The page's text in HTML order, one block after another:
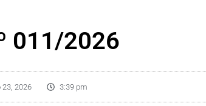
011/2026
23, 2026 3:39 pm